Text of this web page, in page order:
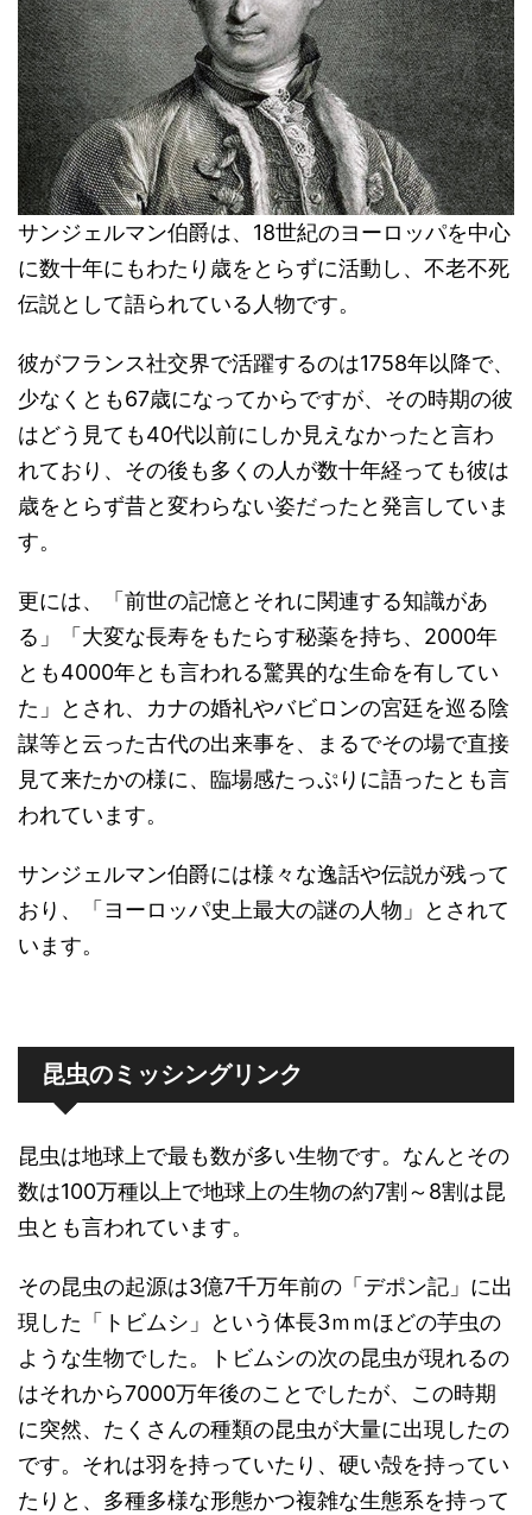
サンジェルマン伯爵は、18世紀のヨーロッパを中心
に数十年にもわたり歳をとらずに活動し、不老不死
伝説として語られている人物です。
彼がフランス社交界で活躍するのは1758年以降で、
少なくとも67歳になってからですが、その時期の彼
はどう見ても40代以前にしか見えなかったと言わ
れており、その後も多くの人が数十年経っても彼は
歳をとらず昔と変わらない姿だったと発言していま
す。
更には、「前世の記憶とそれに関連する知識があ
る」「大変な長寿をもたらす秘薬を持ち、2000年
とも4000年とも言われる驚異的な生命を有してい
た」とされ、カナの婚礼やバビロンの宮廷を巡る陰
謀等と云った古代の出来事を、まるでその場で直接
見て来たかの様に、臨場感たっぷりに語ったとも言
われています。
サンジェルマン伯爵には様々な逸話や伝説が残って
おり、「ヨーロッパ史上最大の謎の人物」とされて
います。
昆虫のミッシングリンク
昆虫は地球上で最も数が多い生物です。なんとその
数は100万種以上で地球上の生物の約7割～8割は昆
虫とも言われています。
その昆虫の起源は3億7千万年前の「デポン記」に出
現した「トビムシ」という体長3ｍｍほどの芋虫の
ような生物でした。トビムシの次の昆虫が現れるの
はそれから7000万年後のことでしたが、この時期
に突然、たくさんの種類の昆虫が大量に出現したの
です。それは羽を持っていたり、硬い殻を持ってい
たりと、多種多様な形態かつ複雑な生態系を持って